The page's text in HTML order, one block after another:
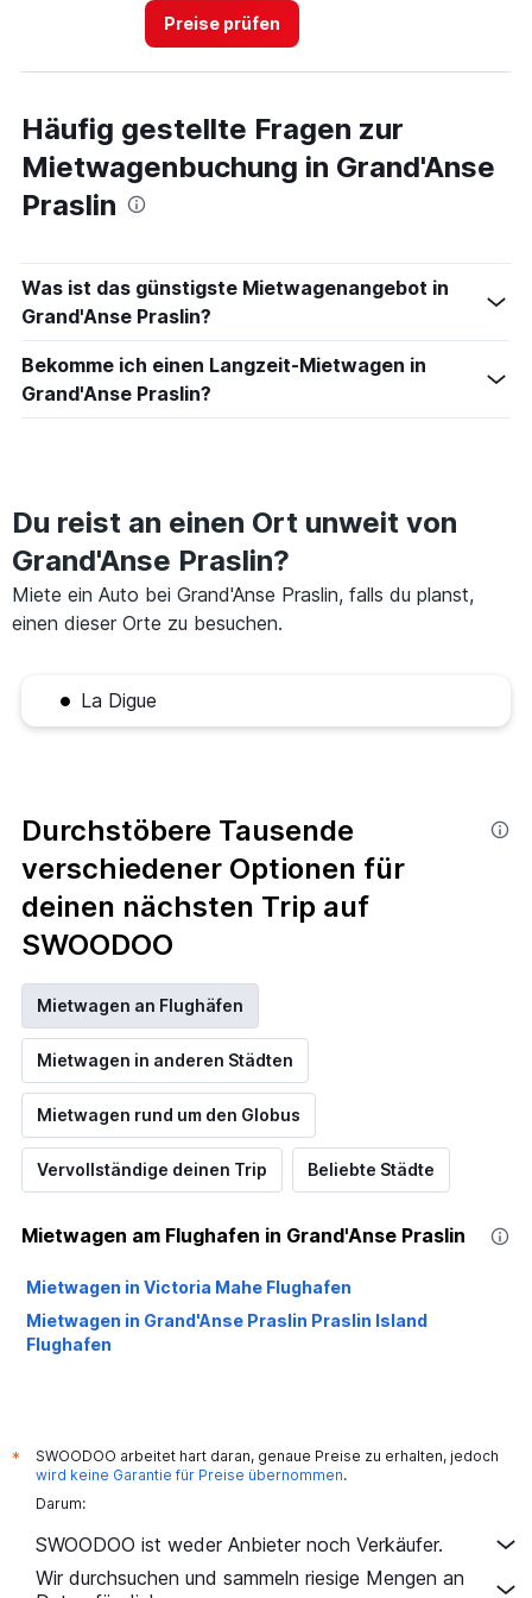
Preise prüfen
Häufig gestellte Fragen zur
Mietwagenbuchung in Grand'Anse
Praslin
Was ist das günstigste Mietwagenangebot in
Grand'Anse Praslin?
Bekomme ich einen Langzeit-Mietwagen in
Grand'Anse Praslin?
Du reist an einen Ort unweit von
Grand'Anse Praslin?
Miete ein Auto bei Grand'Anse Praslin, falls du planst,
einen dieser Orte zu besuchen.
La Digue
Durchstöbere Tausende
verschiedener Optionen für
deinen nächsten Trip auf
SWOODOO
Mietwagen an Flughäfen
Mietwagen in anderen Städten
Mietwagen rund um den Globus
Vervollständige deinen Trip Beliebte Städte
Mietwagen am Flughafen in Grand'Anse Praslin
Mietwagen in Victoria Mahe Flughafen
Mietwagen in Grand'Anse Praslin Praslin Island
Flughafen
*
SWOODOO arbeitet hart daran, genaue Preise zu erhalten, jedoch
wird keine Garantie für Preise übernommen.
Darum:
SWOODOO ist weder Anbieter noch Verkäufer.
Wir durchsuchen und sammeln riesige Mengen an